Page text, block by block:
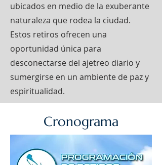
ubicados en medio de la exuberante
naturaleza que rodea la ciudad.
Estos retiros ofrecen una
oportunidad única para
desconectarse del ajetreo diario y
sumergirse en un ambiente de paz y
espiritualidad.
Cronograma